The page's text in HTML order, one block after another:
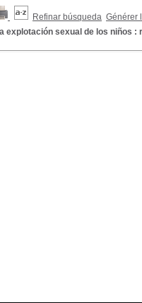
Refinar búsqueda Générer
explotación sexual de los niños :